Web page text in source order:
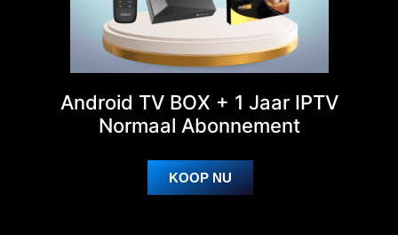
Android TV BOX + 1 Jaar IPTV
Normaal Abonnement
KOOP NU